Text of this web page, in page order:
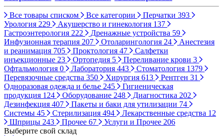
Все товары списком Все категории Перчатки 393
Урология 229 Акушерство и гинекология 137
Гастроэнтерология 222 Дренажные устройства 59
Инфузионная терапия 207 Отоларингология 24
Анестезия
и реанимация 705 Проктология 47
Салфетки
инъекционные 23 Ортопедия 5 Переливание крови 3
Офтальмология 0 Лаборатория 443 Стоматология 1379
Перевязочные средства 350 Хирургия 613 Рентген 31
Одноразовая одежда и белье 245
Гигиеническая
продукция 124 Оборудование 248 Диагностика 202
Дезинфекция 407 Пакеты и баки для утилизации 74
Системы 45 Стерилизация 494 Лекарственные средства 12
Шприцы 243 Прочее 67 Услуги и Прочее 206
Выберите свой склад